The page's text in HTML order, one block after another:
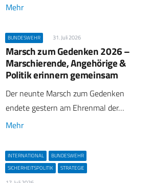
Mehr
BUNDESWEHR 31. Juli 2026
Marsch zum Gedenken 2026 –
Marschierende, Angehörige &
Politik erinnern gemeinsam
Der neunte Marsch zum Gedenken
endete gestern am Ehrenmal der…
Mehr
INTERNATIONAL
BUNDESWEHR
SICHERHEITSPOLITIK
STRATEGIE